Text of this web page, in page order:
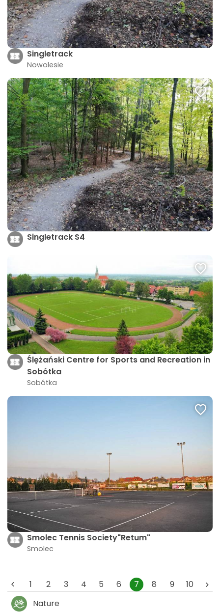
Singletrack
Nowolesie
Singletrack S4
Ślężański Centre for Sports and Recreation in
Sobótka
Sobótka
Smolec Tennis Society"Retum"
Smolec
1 2 3 4 5 6 7 8 9
10
Nature